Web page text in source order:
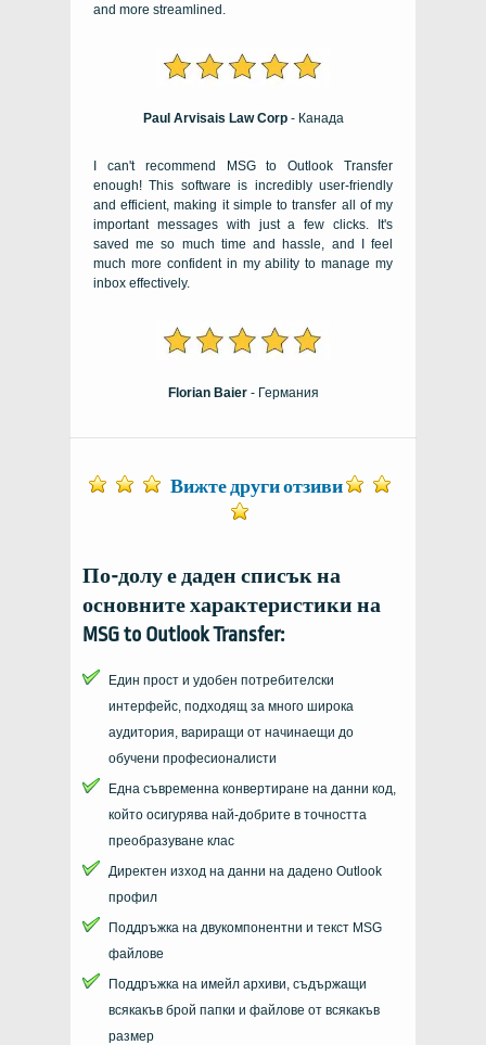
and more streamlined
Paul Arvisais Law Corp- Канада
I can't recommend MSG to Outlook Transfer
enough!This software is incredibly user-friendly
and efficient,making it simple to transfer all of my
important messages with just a few clicks.
It's
saved me so much time and hassle, and I feel
much more confident in my ability to manage my
inbox effectively.
Florian Baier- Германия
Вижте други отзиви
По-долу е даден списък на
основните характеристики на
MSG to Outlook Transfer:
Един прост и удобен потребителски
интерфейс, подходящ за много широка
аудитория, вариращи от начинаещи до
обучени професионалисти
Една съвременна конвертиране на данни код,
който осигурява най-добрите в точността
преобразуване клас
Директен изход на данни на дадено Outlook
профил
Поддръжка на двукомпонентни и текст MSG
файлове
Поддръжка на имейл архиви, съдържащи
всякакъв брой папки и файлове от всякакъв
размер